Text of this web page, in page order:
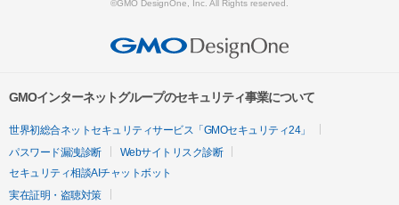
©GMO DesignOne, Inc. All Rights reserved.
GMOインターネットグループのセキュリティ事業について
世界初総合ネットセキュリティサービス「GMOセキュリティ24」
パスワード漏洩診断
Webサイトリスク診断
セキュリティ相談AIチャットボット
実在証明・盗聴対策